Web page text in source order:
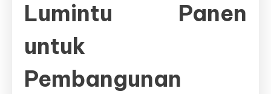
Lumintu Panen
untuk
Pembangunan